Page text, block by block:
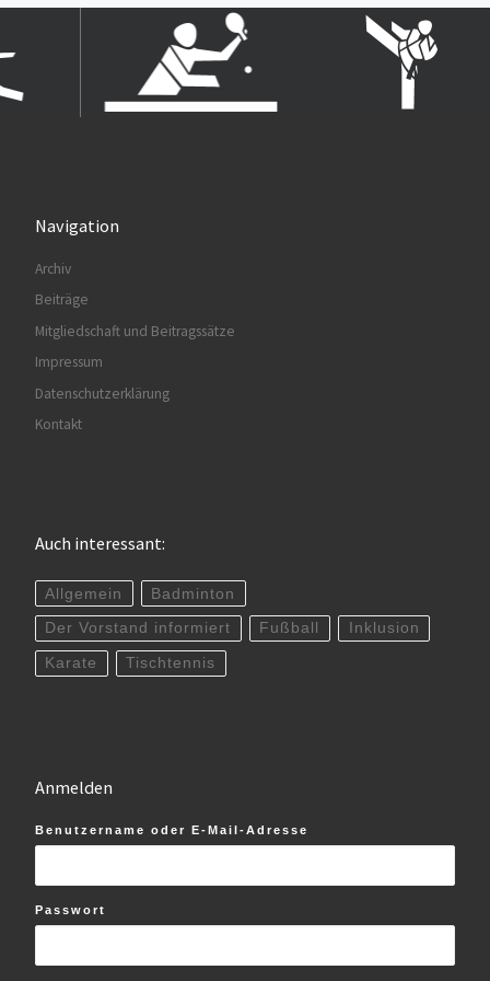
Navigation
Archiv
Beiträge
Mitgliedschaft und Beitragssätze
Impressum
Datenschutzerklärung
Kontakt
Auch interessant:
Allgemein Badminton
Der Vorstand informiert Fußball Inklusion
Karate Tischtennis
Anmelden
Benutzername oder E-Mail-Adresse
Passwort